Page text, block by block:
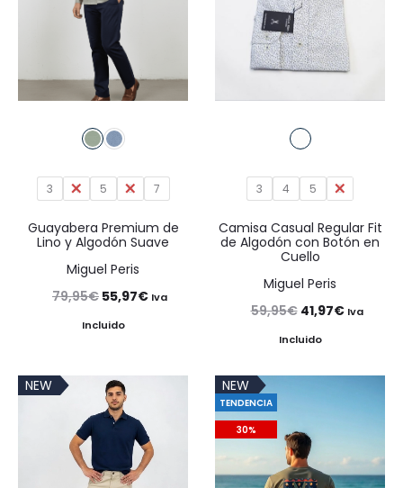
3 4 5 6 7
Guayabera Premium de
Lino y Algodón Suave
Miguel Peris
79,95€ El
precio
era:
79,95€.
55,97€El
es:
Iva
Incluido
3 4 5 6
Camisa Casual Regular Fit
de Algodón con Botón en
Cuello
Miguel Peris
59,95€ El
precio
41,97€ElIva
Incluido
NEW NEW
TENDENCIA
30%